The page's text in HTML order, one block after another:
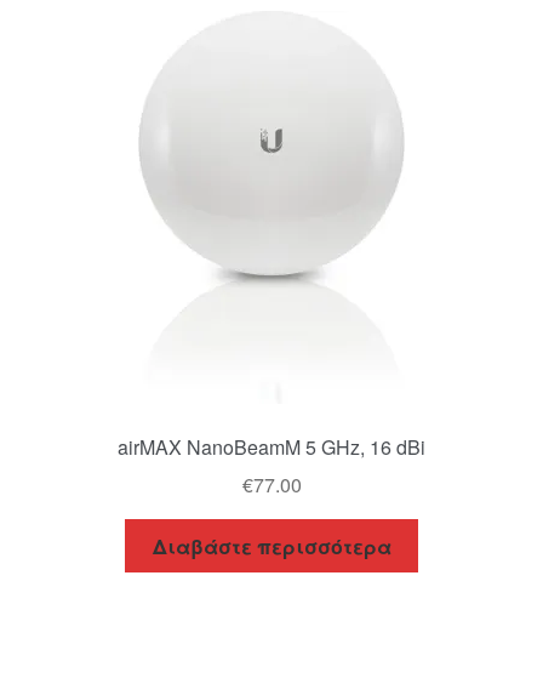
airMAX NanoBeamM 5 GHz, 16 dBi
€77.00
Διαβάστε περισσότερα